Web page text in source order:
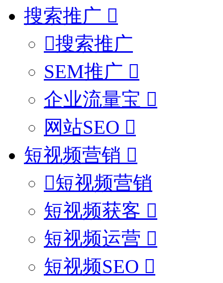
搜索推广
搜索推广
SEM推广
企业流量宝
网站SEO
短视频营销
短视频营销
短视频获客
短视频运营
短视频SEO